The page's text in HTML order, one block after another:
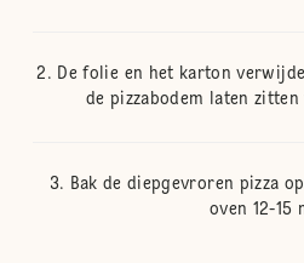
De folie en het karton
de pizzabodem laten
Bak de diepgevroren pizza
oven 12-15